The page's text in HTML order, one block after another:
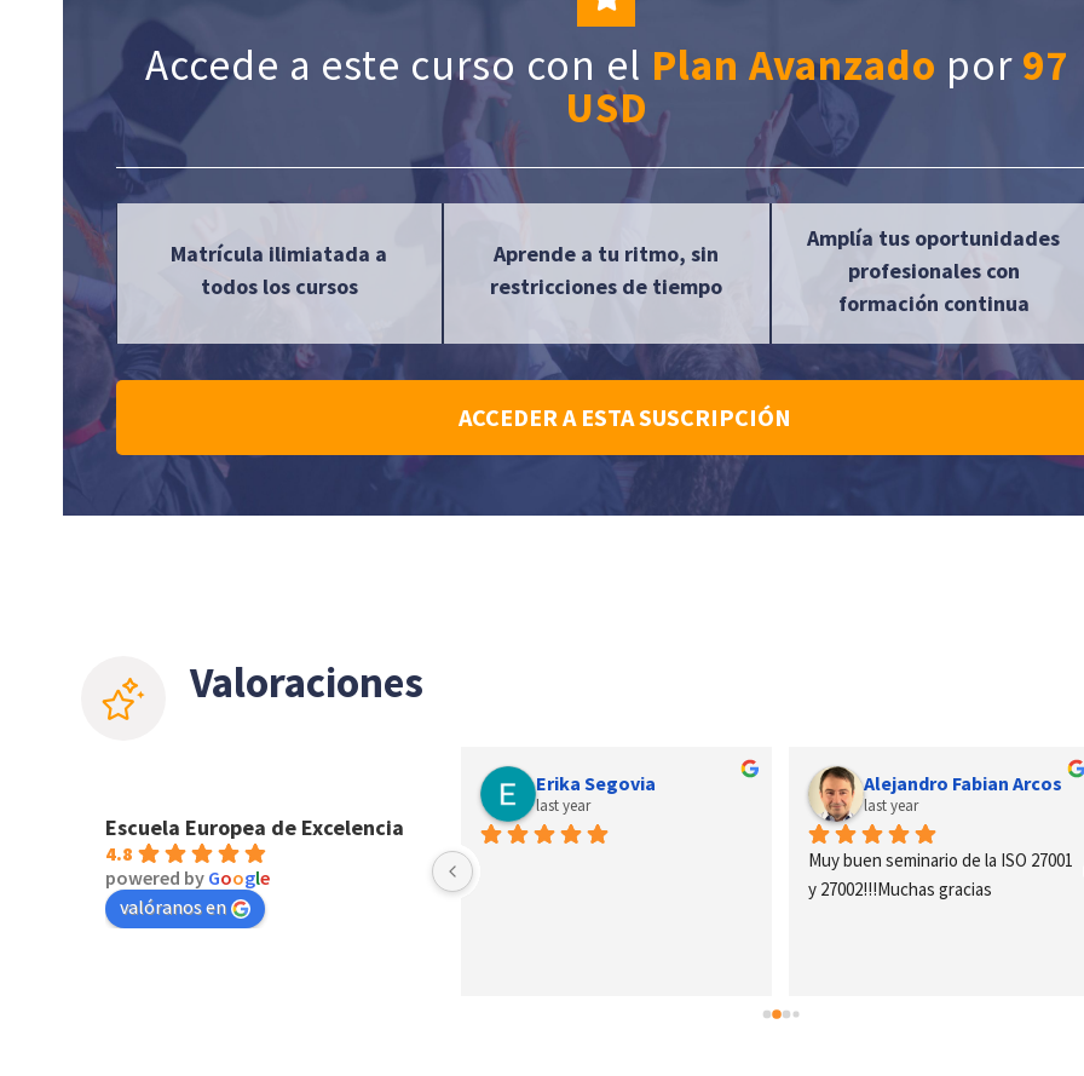
Accede a este curso con el Plan Avanzado por 97
USD
Matrícula ilimiatada a
todos los cursos
Aprende a tu ritmo, sin
restricciones de tiempo
Amplía tus oportunidades
profesionales con
formación continua
ACCEDER A ESTA SUSCRIPCIÓN
Valoraciones
Escuela Europea de Excelencia
4.8
powered by Google
valóranos en
Erika Segovia
last year
Alejandro Fabian Arcos
last year
Muy buen seminario de la ISO 27001
y 27002!!!Muchas gracias